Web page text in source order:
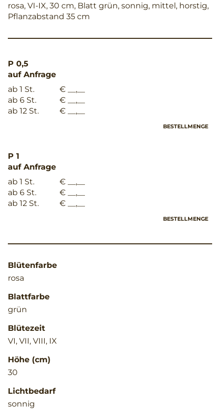
rosa, VI-IX, 30 cm, Blatt grün, sonnig, mittel, horstig,
Pflanzabstand 35 cm
P 0,5
auf Anfrage
ab 1 St.
€ __,__
ab 6 St.
€ __,__
ab 12 St.
€ __,__
BESTELLMENGE
P 1
auf Anfrage
ab 1 St.
€ __,__
ab 6 St.
€ __,__
ab 12 St.
€ __,__
BESTELLMENGE
Blütenfarbe
rosa
Blattfarbe
grün
Blütezeit
VI, VII, VIII, IX
Höhe (cm)
30
Lichtbedarf
sonnig